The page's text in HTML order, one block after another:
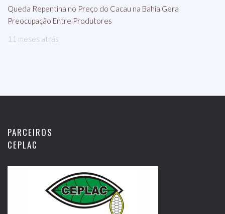
Queda Repentina no Preço do Cacau na Bahia Gera
Preocupação Entre Produtores
11 meses atrás
PARCEIROS
CEPLAC